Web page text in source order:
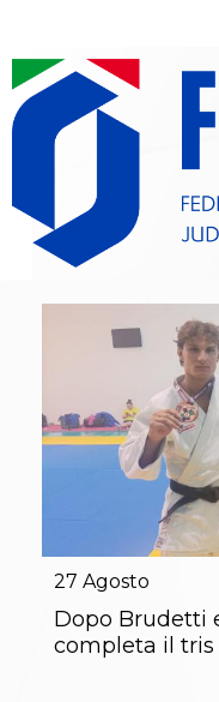
Norme e
Classifica
27 Agosto
Dopo Brudetti
completa il tris